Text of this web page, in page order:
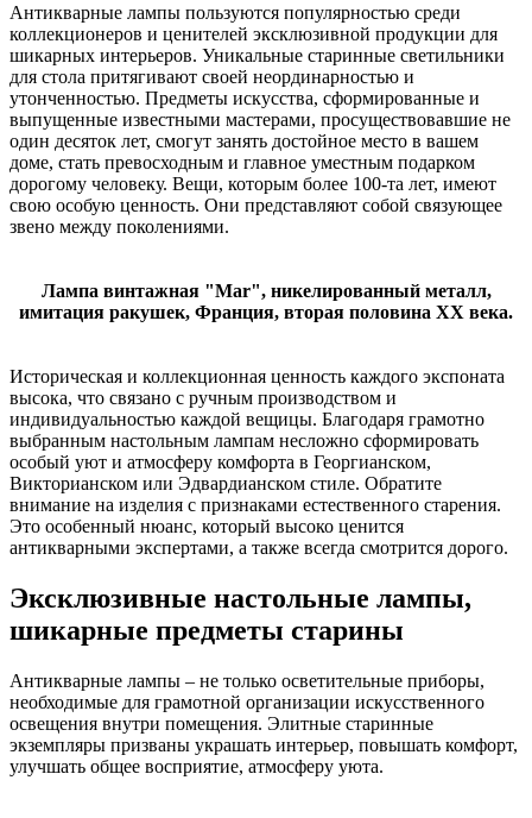
Антикварные лампы пользуются популярностью среди
коллекционеров и ценителей эксклюзивной продукции для
шикарных интерьеров. Уникальные старинные светильники
для стола притягивают своей неординарностью и
утонченностью. Предметы искусства, сформированные и
выпущенные известными мастерами, просуществовавшие не
один десяток лет, смогут занять достойное место в вашем
доме, стать превосходным и главное уместным подарком
дорогому человеку. Вещи, которым более 100-та лет, имеют
свою особую ценность. Они представляют собой связующее
звено между поколениями.
Лампа винтажная "Mar", никелированный металл,
имитация ракушек, Франция, вторая половина XX века.
Историческая и коллекционная ценность каждого экспоната
высока, что связано с ручным производством и
индивидуальностью каждой вещицы. Благодаря грамотно
выбранным настольным лампам несложно сформировать
особый уют и атмосферу комфорта в Георгианском,
Викторианском или Эдвардианском стиле. Обратите
внимание на изделия с признаками естественного старения.
Это особенный нюанс, который высоко ценится
антикварными экспертами, а также всегда смотрится дорого.
Эксклюзивные настольные лампы,
шикарные предметы старины
Антикварные лампы – не только осветительные приборы,
необходимые для грамотной организации искусственного
освещения внутри помещения. Элитные старинные
экземпляры призваны украшать интерьер, повышать комфорт,
улучшать общее восприятие, атмосферу уюта.